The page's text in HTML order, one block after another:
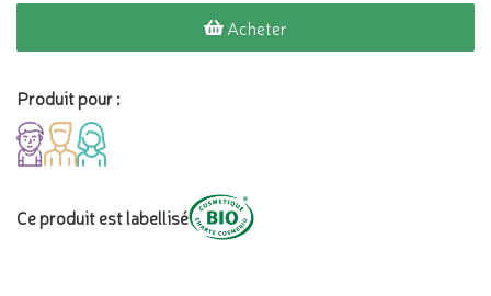
Acheter
Produit pour :
Ce produit est labellisé